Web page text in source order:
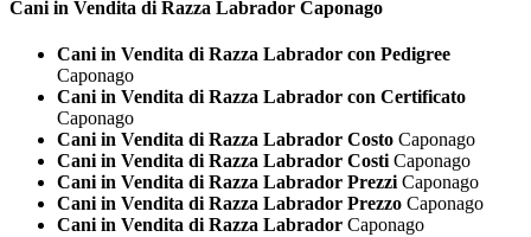
Cani in Vendita di Razza Labrador Caponago
Cani in Vendita di Razza Labrador con Pedigree
Caponago
Cani in Vendita di Razza Labrador con Certificato
Caponago
Cani in Vendita di Razza Labrador Costo Caponago
Cani in Vendita di Razza Labrador Costi Caponago
Cani in Vendita di Razza Labrador Prezzi Caponago
Cani in Vendita di Razza Labrador Prezzo Caponago
Cani in Vendita di Razza Labrador Caponago